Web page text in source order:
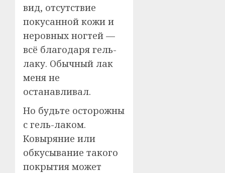
вид, отсутствие
покусанной кожи и
неровных ногтей —
всё благодаря гель-
лаку. Обычный лак
меня не
останавливал.
Но будьте осторожны
с гель-лаком.
Ковыряние или
обкусывание такого
покрытия может